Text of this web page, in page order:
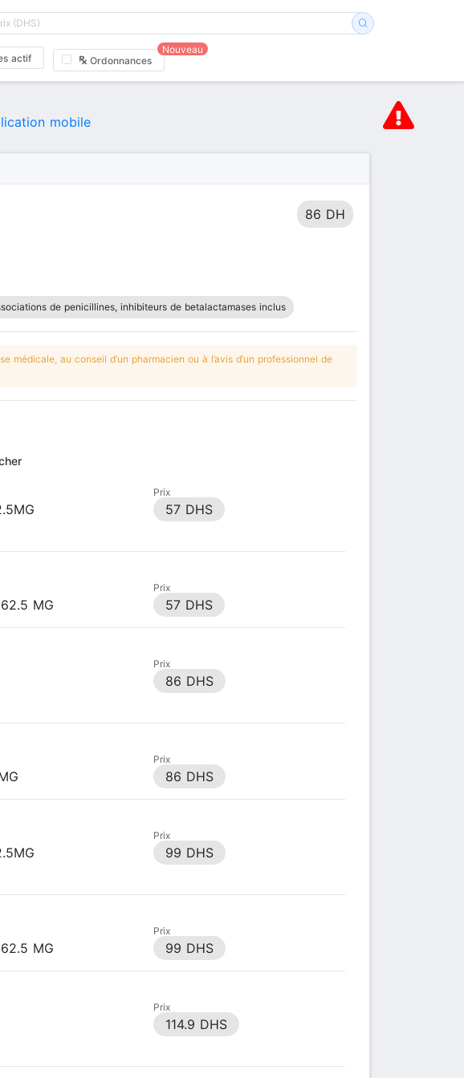
actif Ordonnances
Nouveau
mobile
86 DH
de penicillines, inhibiteurs de betalactamases inclus
au conseil d’un pharmacien ou à l’avis d’un professionnel de
Prix
57 DHS
MG
Prix
57 DHS
Prix
86 DHS
Prix
86 DHS
Prix
99 DHS
MG
Prix
99 DHS
Prix
114.9 DHS